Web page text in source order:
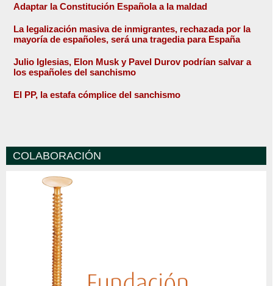
Adaptar la Constitución Española a la maldad
La legalización masiva de inmigrantes, rechazada por la
mayoría de españoles, será una tragedia para España
Julio Iglesias, Elon Musk y Pavel Durov podrían salvar a
los españoles del sanchismo
El PP, la estafa cómplice del sanchismo
COLABORACIÓN